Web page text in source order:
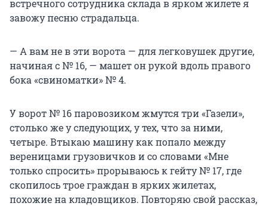
встречного сотрудника склада в ярком жилете я
завожу песню страдальца.
— А вам не в эти ворота — для легковушек другие,
начиная с № 16, — машет он рукой вдоль правого
бока «свиноматки» № 4.
У ворот № 16 паровозиком жмутся три «Газели»,
столько же у следующих, у тех, что за ними,
четыре. Втыкаю машину как попало между
вереницами грузовичков и со словами «Мне
только спросить» прорываюсь к гейту № 17, где
скопилось трое граждан в ярких жилетах,
похожие на кладовщиков. Повторяю свой рассказ,